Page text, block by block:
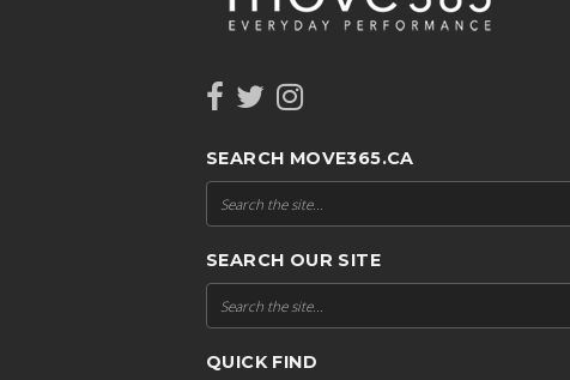
SEARCH MOVE365.CA
SEARCH OUR SITE
QUICK FIND